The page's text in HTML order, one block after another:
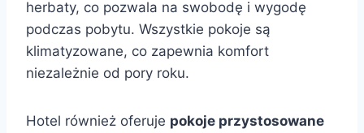
herbaty, co pozwala na swobodę i wygodę
podczas pobytu. Wszystkie pokoje są
klimatyzowane, co zapewnia komfort
niezależnie od pory roku.
Hotel również oferuje pokoje przystosowane